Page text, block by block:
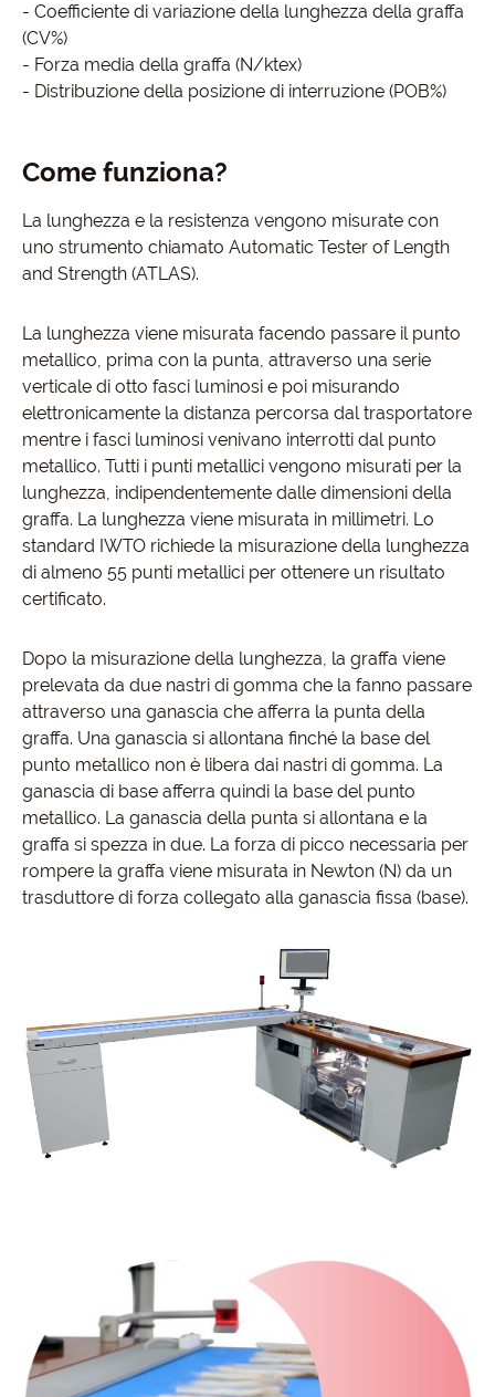
- Coefficiente di variazione della lunghezza della graffa
(CV%)
- Forza media della graffa (N/ktex)
- Distribuzione della posizione di interruzione (POB%)
Come funziona?
La lunghezza e la resistenza vengono misurate con
uno strumento chiamato Automatic Tester of Length
and Strength (ATLAS).
La lunghezza viene misurata facendo passare il punto
metallico, prima con la punta, attraverso una serie
verticale di otto fasci luminosi e poi misurando
elettronicamente la distanza percorsa dal trasportatore
mentre i fasci luminosi venivano interrotti dal punto
metallico. Tutti i punti metallici vengono misurati per la
lunghezza, indipendentemente dalle dimensioni della
graffa. La lunghezza viene misurata in millimetri. Lo
standard IWTO richiede la misurazione della lunghezza
di almeno 55 punti metallici per ottenere un risultato
certificato.
Dopo la misurazione della lunghezza, la graffa viene
prelevata da due nastri di gomma che la fanno passare
attraverso una ganascia che afferra la punta della
graffa. Una ganascia si allontana finché la base del
punto metallico non è libera dai nastri di gomma. La
ganascia di base afferra quindi la base del punto
metallico. La ganascia della punta si allontana e la
graffa si spezza in due. La forza di picco necessaria per
rompere la graffa viene misurata in Newton (N) da un
trasduttore di forza collegato alla ganascia fissa (base).